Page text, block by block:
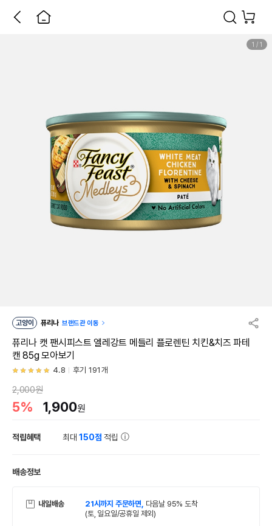
1 / 1
고양이 퓨리나 브랜드관 이동
퓨리나 캣 팬시피스트 엘레강트 메들리 플로렌틴 치킨&치즈 파테
캔 85g 모아보기
4.8 후기 191개
2,000원
5% 1,900원
적립혜택 최대150점 적립
배송정보
내일배송 21시까지 주문하면, 다음날 95% 도착
(토, 일요일/공휴일 제외)